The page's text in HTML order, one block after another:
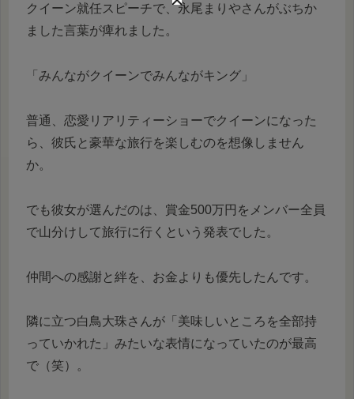
クイーン就任スピーチで、永尾まりやさんがぶちか
ました言葉が痺れました。
「みんながクイーンでみんながキング」
普通、恋愛リアリティーショーでクイーンになった
ら、彼氏と豪華な旅行を楽しむのを想像しません
か。
でも彼女が選んだのは、賞金500万円をメンバー全員
で山分けして旅行に行くという発表でした。
仲間への感謝と絆を、お金よりも優先したんです。
隣に立つ白鳥大珠さんが「美味しいところを全部持
っていかれた」みたいな表情になっていたのが最高
で（笑）。